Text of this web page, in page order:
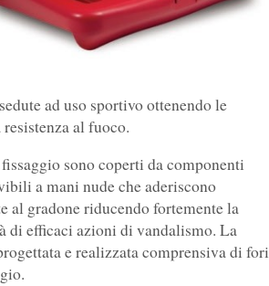
ad uso sportivo ottenendo le
al fuoco.
sono coperti da componenti
a mani nude che aderiscono
al gradone riducendo fortemente la
di efficaci azioni di vandalismo. La
e realizzata comprensiva di fori